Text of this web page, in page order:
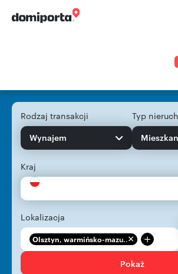
Rodzaj transakcji
Wynajem
Typ
Kraj
Lokalizacja
Olsztyn, warmińsko-mazu... +
Pokaż